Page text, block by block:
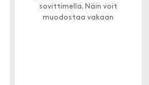
sovittimella. Näin voit
muodostaa vakaan